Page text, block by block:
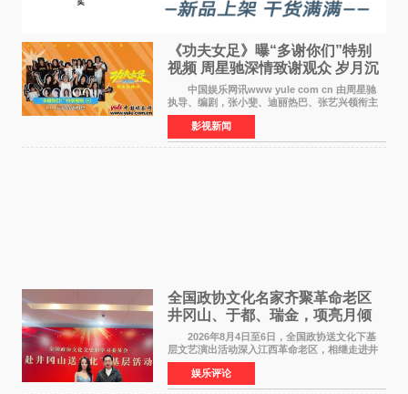
《功夫女足》曝“多谢你们”特别
视频 周星驰深情致谢观众 岁月沉
淀不灭初心
中国娱乐网讯www yule com cn 由周星驰
执导、编剧，张小斐、迪丽热巴、张艺兴领衔主
演，刘嘉玲、佐藤健特别出演，艾米、雪野、蔡
思贝、胡予安、倪好特别介绍的喜剧电影《功夫
女足》释出多谢你
影视新闻
全国政协文化名家齐聚革命老区
井冈山、于都、瑞金，项亮月倾
情献唱《桃花谣》致敬红色沃土
2026年8月4日至6日，全国政协送文化下基
层文艺演出活动深入江西革命老区，相继走进井
冈山、于都长征出发地、瑞金三地。由全国政协
文化文史和学习委员会副主任、甘肃省政协原主
席欧阳坚率团，一
娱乐评论